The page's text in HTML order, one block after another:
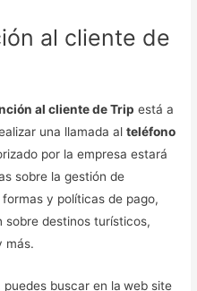
al cliente de
al cliente de Trip está a
una llamada alteléfono
por la empresa estará
sobre la gestión de
y políticas de pago,
sobre destinos turísticos,
más.
buscar en la web site